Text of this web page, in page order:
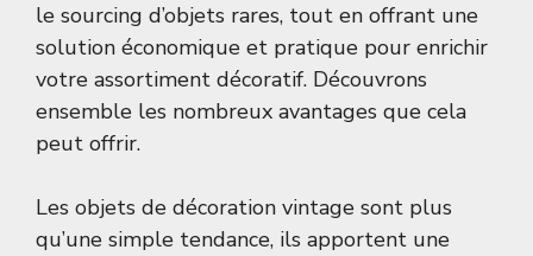
le sourcing d’objets rares, tout en offrant une
solution économique et pratique pour enrichir
votre assortiment décoratif. Découvrons
ensemble les nombreux avantages que cela
peut offrir.
Les objets de décoration vintage sont plus
qu’une simple tendance, ils apportent une